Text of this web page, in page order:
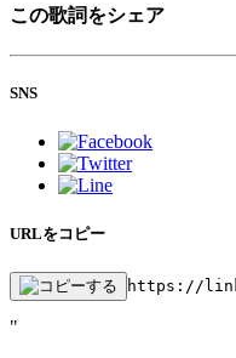
この歌詞をシェア
SNS
URLをコピー
https://
"